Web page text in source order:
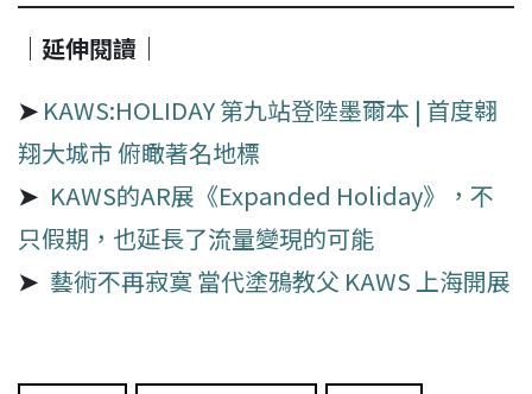
｜延伸閱讀｜
➤ KAWS:HOLIDAY 第九站登陸墨爾本 | 首度翱
翔大城市 俯瞰著名地標
➤ KAWS的AR展《Expanded Holiday》，不
只假期，也延長了流量變現的可能
➤ 藝術不再寂寞 當代塗鴉教父 KAWS 上海開展